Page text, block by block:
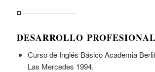
DESARROLLO PROFESIONAL
Curso de Inglés Básico Academia
Las Mercedes 1994.